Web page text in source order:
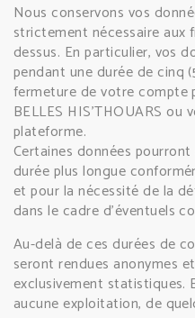
Nous conservons vos
strictement nécessaire aux
dessus. En particulier, vos
pendant une durée de cinq
fermeture de votre compte
BELLES HIS'THOUARS
plateforme.
Certaines données
durée plus longue
et pour la nécessité de la
dans le cadre d’éventuels
Au-delà de ces durées de
seront rendues anonymes
exclusivement statistiques.
aucune exploitation, de